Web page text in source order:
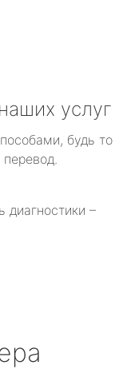
услуг
будь то
диагностики –